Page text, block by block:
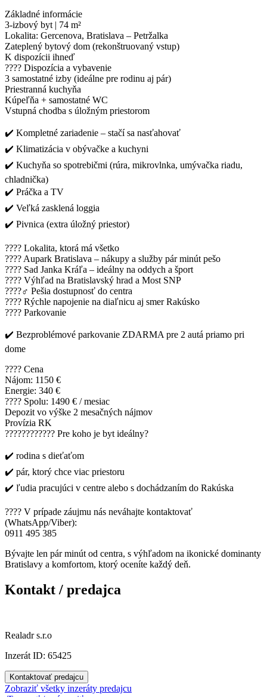
Základné informácie
3-izbový byt | 74 m²
Lokalita: Gercenova, Bratislava – Petržalka
Zateplený bytový dom (rekonštruovaný vstup)
K dispozícii ihneď
????️ Dispozícia a vybavenie
3 samostatné izby (ideálne pre rodinu aj pár)
Priestranná kuchyňa
Kúpeľňa + samostatné WC
Vstupná chodba s úložným priestorom
✔️ Kompletné zariadenie – stačí sa nasťahovať
✔️ Klimatizácia v obývačke a kuchyni
✔️ Kuchyňa so spotrebičmi (rúra, mikrovlnka, umývačka riadu,
chladnička)
✔️ Práčka a TV
✔️ Veľká zasklená loggia
✔️ Pivnica (extra úložný priestor)
???? Lokalita, ktorá má všetko
????️ Aupark Bratislava – nákupy a služby pár minút pešo
???? Sad Janka Kráľa – ideálny na oddych a šport
????️ Výhľad na Bratislavský hrad a Most SNP
????‍♂️ Pešia dostupnosť do centra
???? Rýchle napojenie na diaľnicu aj smer Rakúsko
???? Parkovanie
✔️ Bezproblémové parkovanie ZDARMA pre 2 autá priamo pri
dome
???? Cena
Nájom: 1150 €
Energie: 340 €
???? Spolu: 1490 € / mesiac
Depozit vo výške 2 mesačných nájmov
Provízia RK
????‍????‍???? Pre koho je byt ideálny?
✔️ rodina s dieťaťom
✔️ pár, ktorý chce viac priestoru
✔️ ľudia pracujúci v centre alebo s dochádzaním do Rakúska
???? V prípade záujmu nás neváhajte kontaktovať
(WhatsApp/Viber):
0911 495 385
Bývajte len pár minút od centra, s výhľadom na ikonické dominanty
Bratislavy a komfortom, ktorý oceníte každý deň.
Kontakt / predajca
Realadr s.r.o
Inzerát ID: 65425
Kontaktovať predajcu
Zobraziť všetky inzeráty predajcu